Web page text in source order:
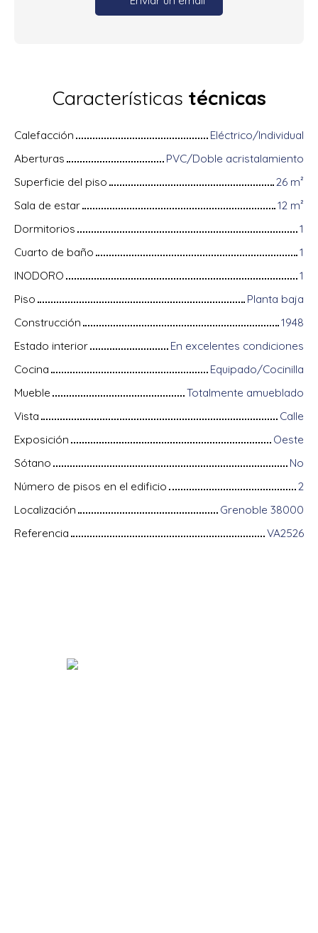
Características técnicas
Calefacción
Eléctrico/Individual
Aberturas
PVC/Doble acristalamiento
Superficie del piso
26 m²
Sala de estar
12 m²
Dormitorios
1
Cuarto de baño
1
INODORO
1
Piso
Planta baja
Construcción
1948
Estado interior
En excelentes condiciones
Cocina
Equipado/Cocinilla
Mueble
Totalmente amueblado
Vista
Calle
Exposición
Oeste
Sótano
No
Número de pisos en el edificio
2
Localización
Grenoble 38000
Referencia
VA2526